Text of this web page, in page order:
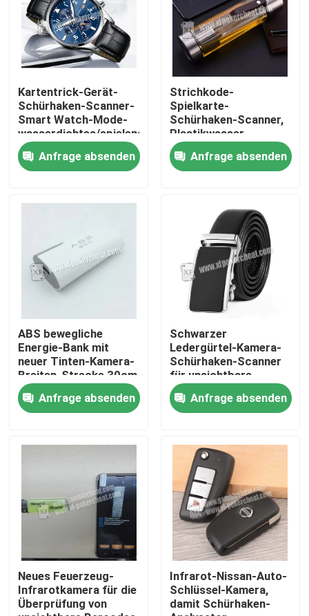
Produkte
Über uns
Werksbesichtigung
Kontakt mit uns
Neuigkeiten
Bitte um ein Angebot
Unsichtbare Spielkarten
Kartentrick-Gerät-
Schürhaken-Scanner-
Smart Watch-Mode-
wasserdichtes/spielendes
Gerät
Anfrage absenden
Strichkode-
Spielkarte-
Schürhaken-Scanner,
Plastikwasser-
Schalen-Kamera
Anfrage absenden
ABS bewegliche
Energie-Bank mit
neuer Tinten-Kamera-
Breiten-Strecke 30cm
Anfrage absenden
Schwarzer
Ledergürtel-Kamera-
Schürhaken-Scanner
für unsichtbare
Strichkode-
signifikante
Spielkarten
Anfrage absenden
Neues Feuerzeug-
Infrarotkamera für die
Überprüfung von
Infrarot-Nissan-Auto-
Schlüssel-Kamera,
damit Schürhaken-